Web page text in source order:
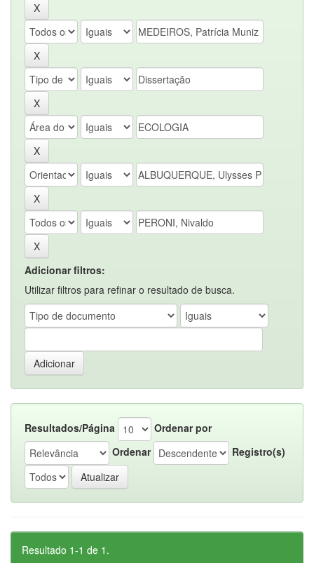
Adicionar filtros:
Utilizar filtros para refinar o resultado de busca.
Resultados/Página
Ordenar por
Ordenar
Registro(s)
Resultado 1-1 de 1.